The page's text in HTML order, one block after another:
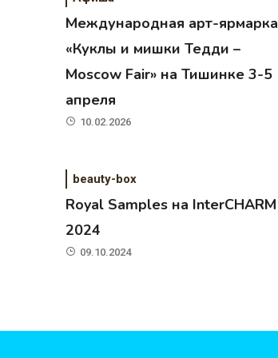
Международная арт-ярмарка
«Куклы и мишки Тедди –
Moscow Fair» на Тишинке 3-5
апреля
10.02.2026
beauty-box
Royal Samples на InterCHARM
2024
09.10.2024